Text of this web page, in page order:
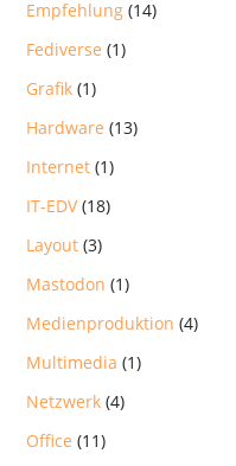
Empfehlung (14)
Fediverse (1)
Grafik (1)
Hardware (13)
Internet (1)
IT-EDV(18)
Layout (3)
Mastodon (1)
Medienproduktion (4)
Multimedia (1)
Netzwerk (4)
Office (11)